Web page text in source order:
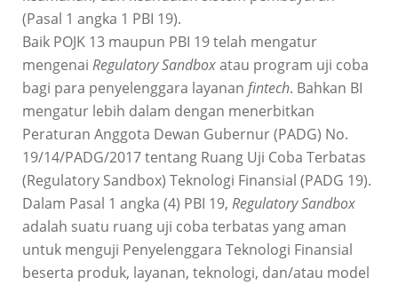
(Pasal 1 angka 1 PBI 19).
Baik POJK 13 maupun PBI 19 telah mengatur
mengenai Regulatory Sandboxatau program uji coba
bagi para penyelenggara layanan fintech. Bahkan BI
mengatur lebih dalam dengan menerbitkan
Peraturan Anggota Dewan Gubernur (PADG) No.
19/14/PADG/2017 tentang Ruang Uji Coba Terbatas
(Regulatory Sandbox) Teknologi Finansial (PADG 19).
Dalam Pasal 1 angka (4) PBI 19, Regulatory Sandbox
adalah suatu ruang uji coba terbatas yang aman
untuk menguji Penyelenggara Teknologi Finansial
beserta produk, layanan, teknologi, dan/atau model